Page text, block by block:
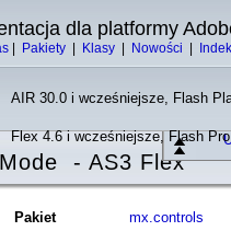
dla platformy
Pakiety Klasy Nowości
AIR 30.0 i wcześniejsze, Flash
Flex 4.6 i wcześniejsze, Flash
- AS3 Flex
Pakiet
mx.controls